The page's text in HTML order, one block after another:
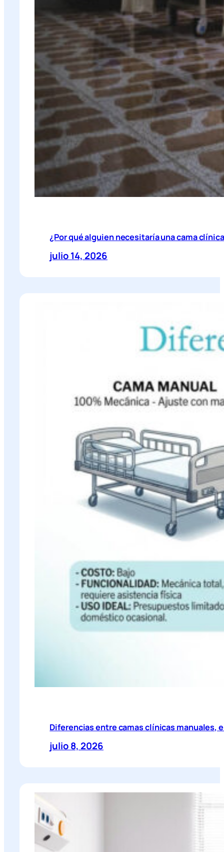
¿Por qué alguien necesitaría una cama
julio 14, 2026
Diferencias entre camas clínicas manuales,
julio 8, 2026